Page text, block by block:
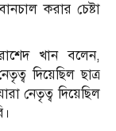
করার চেষ্টা
খান বলেন,
দিয়েছিল ছাত্র
নেতৃত্ব দিয়েছিল